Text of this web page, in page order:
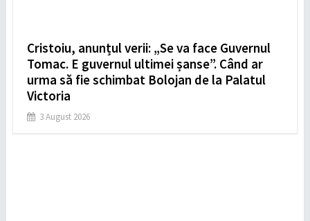
Cristoiu, anunțul verii: „Se va face Guvernul
Tomac. E guvernul ultimei șanse”. Când ar
urma să fie schimbat Bolojan de la Palatul
Victoria
3 August 2026